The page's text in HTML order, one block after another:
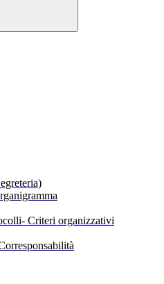
Criteri organizzativi